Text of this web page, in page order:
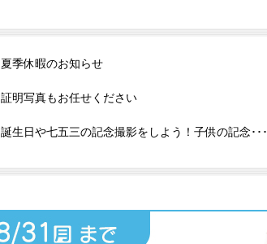
夏季休暇のお知らせ
証明写真もお任せください
誕生日や七五三の記念撮影をしよう！子供の記念･･･